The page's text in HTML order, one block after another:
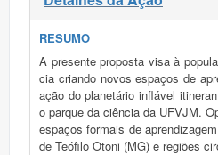
RESUMO
A presente proposta visa à
cia criando novos espaços de
ação do planetário inflável
o parque da ciência da UFVJM.
espaços formais de
de Teófilo Otoni (MG) e regiões